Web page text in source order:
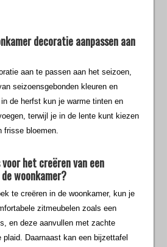
decoratie aanpassen aan
aan te passen aan het seizoen,
seizoensgebonden kleuren en
de herfst kun je warme tinten en
terwijl je in de lente kunt kiezen
frisse bloemen.
het creëren van een
woonkamer?
te creëren in de woonkamer, kun je
zitmeubelen zoals een
en deze aanvullen met zachte
plaid. Daarnaast kan een bijzettafel